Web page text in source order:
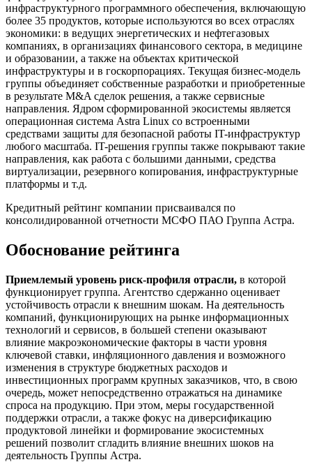
инфраструктурного программного обеспечения, включающую
более 35 продуктов, которые используются во всех отраслях
экономики: в ведущих энергетических и нефтегазовых
компаниях, в организациях финансового сектора, в медицине
и образовании, а также на объектах критической
инфраструктуры и в госкорпорациях. Текущая бизнес-модель
группы объединяет собственные разработки и приобретенные
в результате M&A сделок решения, а также сервисные
направления. Ядром сформированной экосистемы является
операционная система Astra Linux со встроенными
средствами защиты для безопасной работы IT-инфраструктур
любого масштаба. IT-решения группы также покрывают такие
направления, как работа с большими данными, средства
виртуализации, резервного копирования, инфраструктурные
платформы и т.д.
Кредитный рейтинг компании присваивался по
консолидированной отчетности МСФО ПАО Группа Астра.
Обоснование рейтинга
Приемлемый уровень риск-профиля отрасли, в которой
функционирует группа. Агентство сдержанно оценивает
устойчивость отрасли к внешним шокам. На деятельность
компаний, функционирующих на рынке информационных
технологий и сервисов, в большей степени оказывают
влияние макроэкономические факторы в части уровня
ключевой ставки, инфляционного давления и возможного
изменения в структуре бюджетных расходов и
инвестиционных программ крупных заказчиков, что, в свою
очередь, может непосредственно отражаться на динамике
спроса на продукцию. При этом, меры государственной
поддержки отрасли, а также фокус на диверсификацию
продуктовой линейки и формирование экосистемных
решений позволит сгладить влияние внешних шоков на
деятельность Группы Астра.